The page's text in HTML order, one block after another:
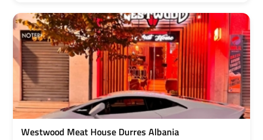
Westwood Meat House Durres Albania